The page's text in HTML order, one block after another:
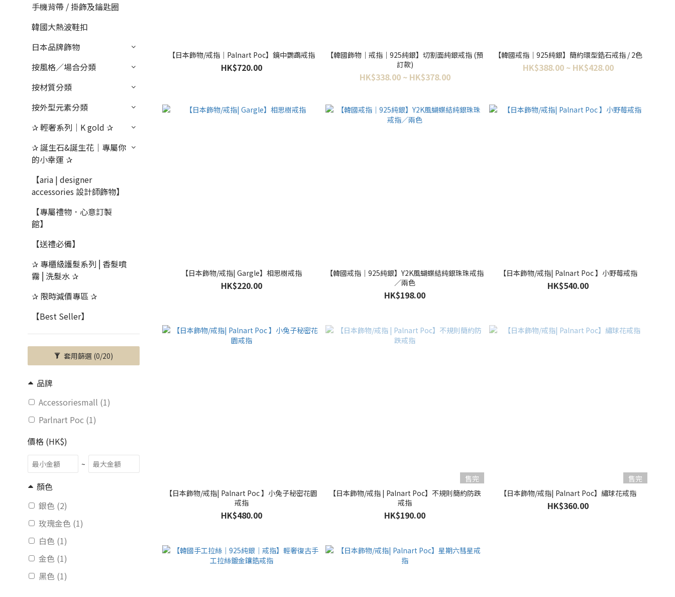
手機背帶 / 掛飾及鑰匙圈
韓國大熱波鞋扣
日本品牌飾物
按風格／場合分類
按材質分類
按外型元素分類
✰ 輕奢系列｜K gold ✰
✰ 誕生石&誕生花｜專屬你
的小幸運 ✰
【aria | designer
accessories 設計師飾物】
【專屬禮物．心意訂製
館】
【送禮必備】
✰ 專櫃級護髮系列 ⎜香髮噴
霧 ⎜洗髮水 ✰
✰ 限時減價專區 ✰
【Best Seller】
套用篩選 (0/20)
品牌
Accessoriesmall (1)
Parlnart Poc (1)
價格 (HK$)
~
顏色
銀色 (2)
玫瑰金色 (1)
白色 (1)
金色 (1)
黑色 (1)
【日本飾物/戒指｜Palnart Poc】鏡中鸚鵡戒指
HK$720.00
【韓國飾物｜戒指｜925純銀】切割面純銀戒指 (預
訂款)
HK$338.00 ~ HK$378.00
【韓國戒指｜925純銀】簡約環型鋯石戒指 / 2色
HK$388.00 ~ HK$428.00
【日本飾物/戒指| Gargle】相思樹戒指
HK$220.00
【韓國戒指｜925純銀】Y2K風蝴蝶結純銀珠珠戒指
／兩色
HK$198.00
【日本飾物/戒指| Palnart Poc 】小野莓戒指
HK$540.00
【日本飾物/戒指| Palnart Poc 】小兔子秘密花園
戒指
HK$480.00
售完
【日本飾物/戒指 | Palnart Poc】不規則簡約防跌
戒指
HK$190.00
售完
【日本飾物/戒指| Palnart Poc】繡球花戒指
HK$360.00